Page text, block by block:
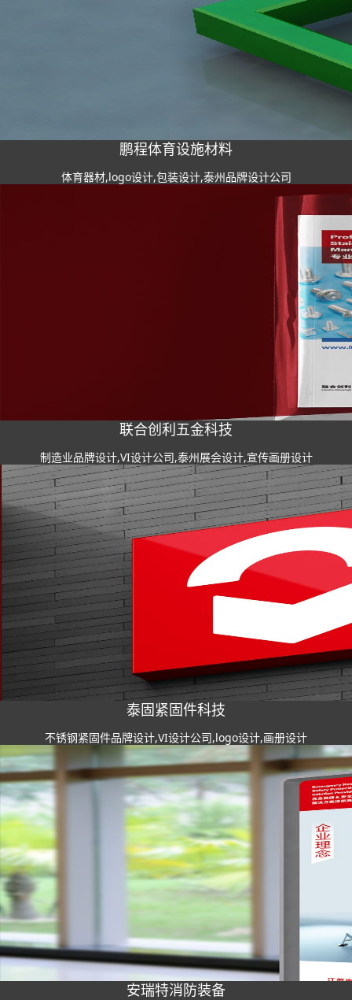
鹏程体育设施材料
体育器材,logo设计,包装设计,泰州品牌设计公司
联合创利五金科技
制造业品牌设计,VI设计公司,泰州展会设计,宣传画册设计
泰固紧固件科技
不锈钢紧固件品牌设计,VI设计公司,logo设计,画册设计
安瑞特消防装备